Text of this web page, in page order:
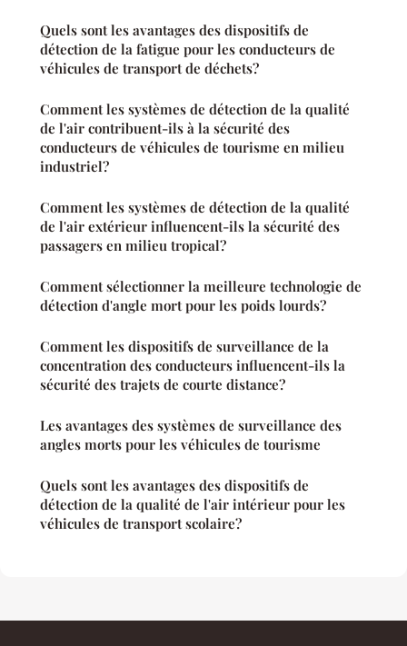
Quels sont les avantages des dispositifs de
détection de la fatigue pour les conducteurs de
véhicules de transport de déchets?
Comment les systèmes de détection de la qualité
de l'air contribuent-ils à la sécurité des
conducteurs de véhicules de tourisme en milieu
industriel?
Comment les systèmes de détection de la qualité
de l'air extérieur influencent-ils la sécurité des
passagers en milieu tropical?
Comment sélectionner la meilleure technologie de
détection d'angle mort pour les poids lourds?
Comment les dispositifs de surveillance de la
concentration des conducteurs influencent-ils la
sécurité des trajets de courte distance?
Les avantages des systèmes de surveillance des
angles morts pour les véhicules de tourisme
Quels sont les avantages des dispositifs de
détection de la qualité de l'air intérieur pour les
véhicules de transport scolaire?